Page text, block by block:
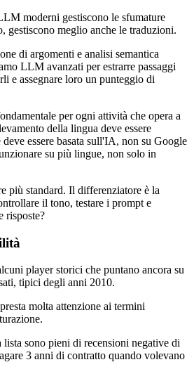
moderni gestiscono le sfumature
gestiscono meglio anche le traduzioni.
di argomenti e analisi semantica
LLM avanzati per estrarre passaggi
e assegnare loro un punteggio di
per ogni attività che opera a
della lingua deve essere
essere basata sull'IA, non su Google
su più lingue, non solo in
più standard. Il differenziatore è la
il tono, testare i prompt e
risposte?
player storici che puntano ancora su
tipici degli anni 2010.
molta attenzione ai termini
sono pieni di recensioni negative di
3 anni di contratto quando volevano